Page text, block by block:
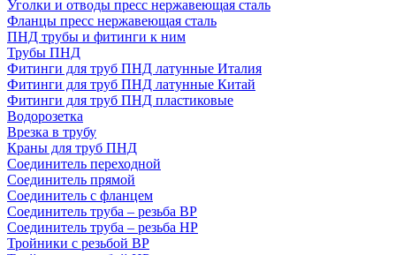
Уголки и отводы пресс нержавеющая сталь
Фланцы пресс нержавеющая сталь
ПНД трубы и фитинги к ним
Трубы ПНД
Фитинги для труб ПНД латунные Италия
Фитинги для труб ПНД латунные Китай
Фитинги для труб ПНД пластиковые
Водорозетка
Врезка в трубу
Краны для труб ПНД
Соединитель переходной
Соединитель прямой
Соединитель с фланцем
Соединитель труба – резьба ВР
Соединитель труба – резьба НР
Тройники с резьбой ВР